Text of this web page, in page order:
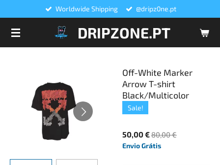
DRIPZONE.PT
Worldwide Shipping @dripz0ne.pt
Off-White Marker
Arrow T-shirt
Black/Multicolor
Sale!
50,00 €80,00 €
Envio Grátis